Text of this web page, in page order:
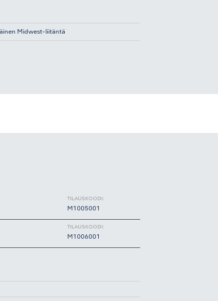
Midwest-liitäntä
TILAUSKOODI:
M1005001
TILAUSKOODI:
M1006001